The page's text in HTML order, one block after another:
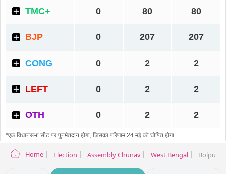
Home Election Assembly Chunav West Bengal Bolpur